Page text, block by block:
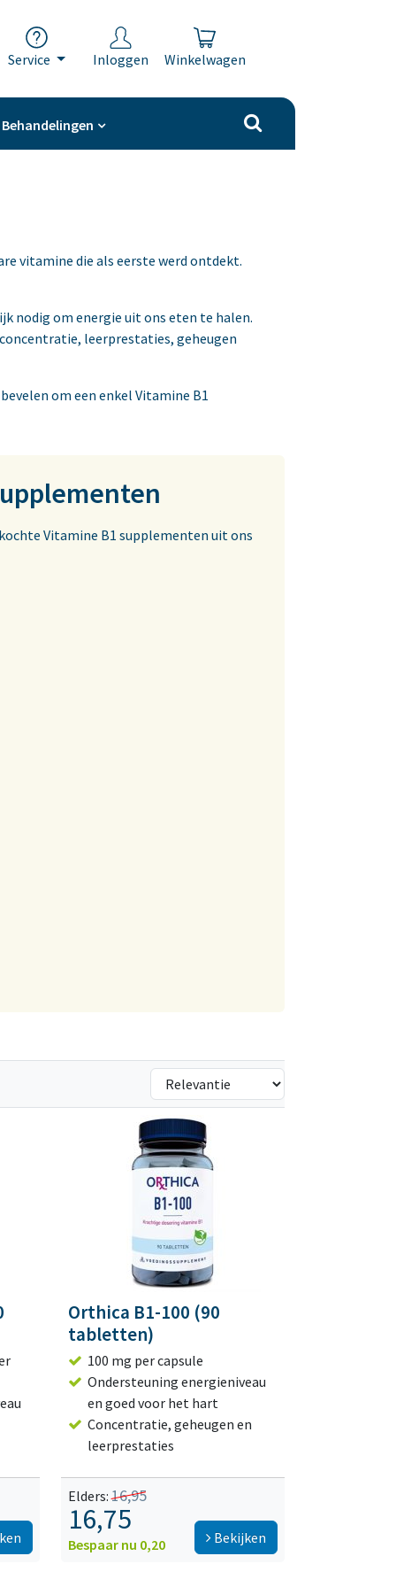
Service Inloggen Winkelwagen
Behandelingen
vitamine die als eerste werd ontdekt.
nodig om energie uit ons eten te halen.
leerprestaties, geheugen
om een enkel Vitamine B1
Vitamine B1 supplementen uit ons
Orthica B1-100 (90
tabletten)
100 mg per capsule
Ondersteuning energieniveau
en goed voor het hart
Concentratie, geheugen en
leerprestaties
Elders:16,95
16,75
Bespaar nu 0,20 Bekijken